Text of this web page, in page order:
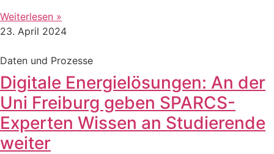
Weiterlesen »
23. April 2024
Daten und Prozesse
Digitale Energielösungen: An der
Uni Freiburg geben SPARCS-
Experten Wissen an Studierende
weiter